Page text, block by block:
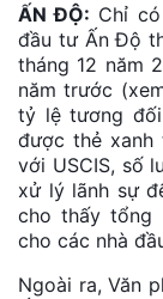
ẤN ĐỘ: Chỉ
đầu tư Ấn Độ
tháng 12 năm
năm trước
tỷ lệ tương
được thẻ xanh
với USCIS, số
xử lý lãnh sự
cho thấy tổng
cho các nhà
Ngoài ra, Văn